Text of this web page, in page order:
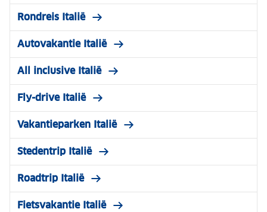
Rondreis Italië
Autovakantie Italië
All inclusive Italië
Fly-drive Italië
Vakantieparken Italië
Stedentrip Italië
Roadtrip Italië
Fietsvakantie Italië